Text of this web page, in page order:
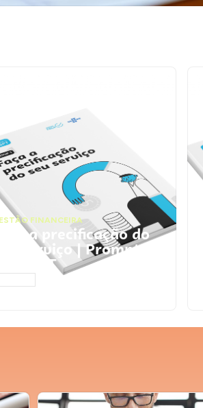
FINANCEIRA
Faça a precificação do
seu serviço | Prompts
ChatGPT